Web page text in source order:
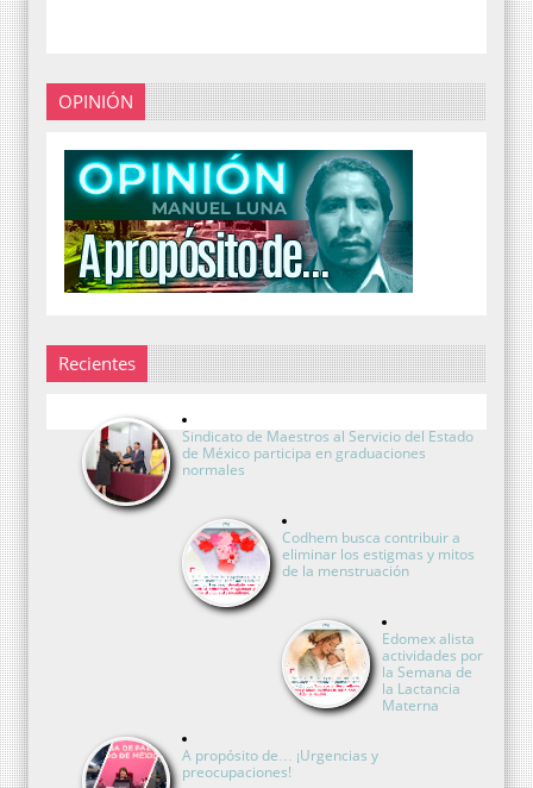
OPINIÓN
Recientes
Sindicato de Maestros al Servicio del Estado
de México participa en graduaciones
normales
Codhem busca contribuir a
eliminar los estigmas y mitos
de la menstruación
Edomex alista
actividades por
la Semana de
la Lactancia
Materna
A propósito de… ¡Urgencias y
preocupaciones!